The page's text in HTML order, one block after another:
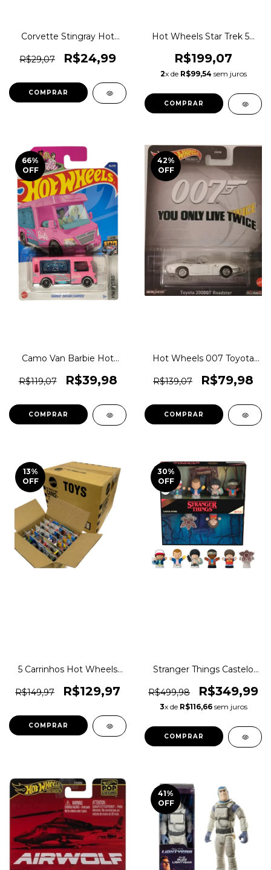
Corvette Stingray Hot
Htb52 1magnus Dream
Garage
R$29,07 R$24,99
COMPRAR
Hot Wheels Star Trek 50
Original 1magnus
R$199,07
2x de R$99,54 sem juros
COMPRAR
66%
OFF
Camo Van Barbie Hot
Camper - Abre a Lateral -
Original 1magnus - HCT79
R$119,07 R$39,98
COMPRAR
42%
OFF
Hot Wheels 007 Toyota
1magnus
R$139,07 R$79,98
COMPRAR
13%
OFF
5 Carrinhos Hot Wheels
1magnus
R$149,97 R$129,97
30%
OFF
Stranger Things Castelo
People Mattel Original
1magnus
R$499,98 R$349,99
3x de R$116,66sem juros
COMPRAR
41%
OFF